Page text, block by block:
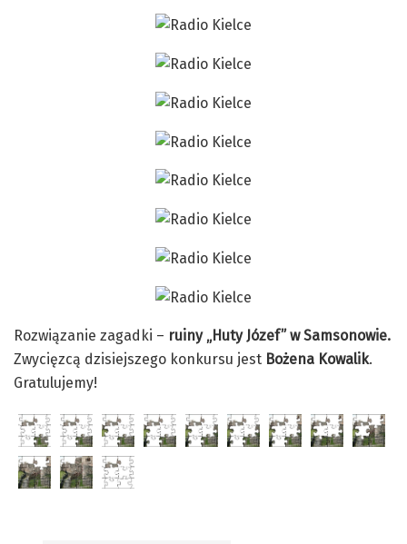
Rozwiązanie zagadki – ruiny „Huty Józef” w Samsonowie.
Zwycięzcą dzisiejszego konkursu jest Bożena Kowalik.
Gratulujemy!